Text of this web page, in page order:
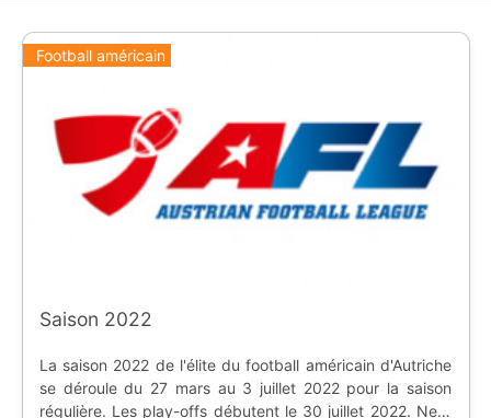
Football américain
Saison 2022
La saison 2022 de l'élite du football américain d'Autriche
se déroule du 27 mars au 3 juillet 2022 pour la saison
régulière. Les play-offs débutent le 30 juillet 2022. Neuf